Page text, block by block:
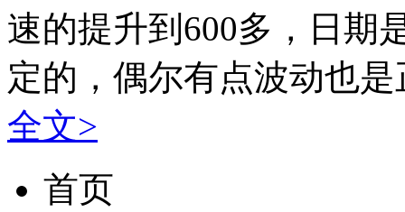
速的提升到600多，日期
定的，偶尔有点波动也
全文>
首页